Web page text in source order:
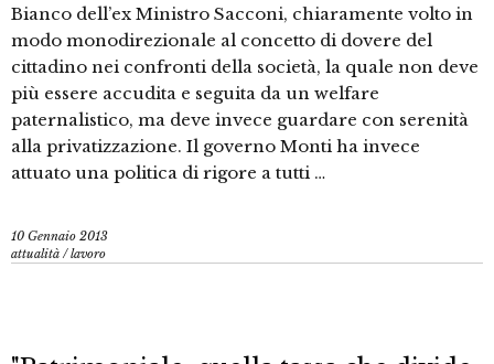
Bianco dell’ex Ministro Sacconi, chiaramente volto in
modo monodirezionale al concetto di dovere del
cittadino nei confronti della società, la quale non deve
più essere accudita e seguita da un welfare
paternalistico, ma deve invece guardare con serenità
alla privatizzazione. Il governo Monti ha invece
attuato una politica di rigore a tutti …
10 Gennaio 2013
attualità /lavoro